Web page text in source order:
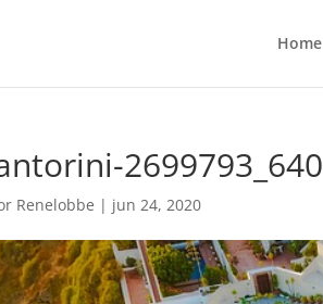
Home
2699793_640
Renelobbe | jun 24, 2020